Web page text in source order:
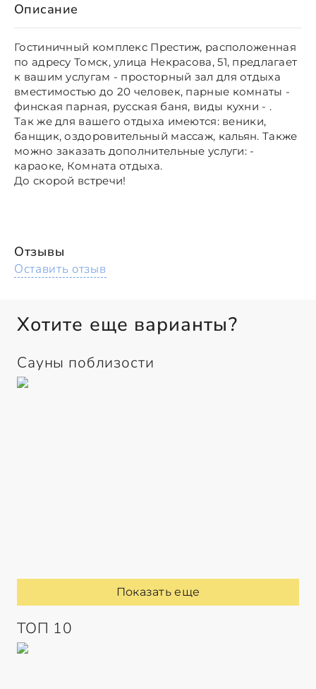
Описание
Гостиничный комплекс Престиж, расположенная
по адресу Томск, улица Некрасова, 51, предлагает
к вашим услугам - просторный зал для отдыха
вместимостью до 20 человек, парные комнаты -
финская парная, русская баня, виды кухни - .
Так же для вашего отдыха имеются: веники,
банщик, оздоровительный массаж, кальян. Также
можно заказать дополнительные услуги: -
караоке, Комната отдыха.
До скорой встречи!
Отзывы
Оставить отзыв
Хотите еще варианты?
Сауны поблизости
Показать еще
ТОП 10